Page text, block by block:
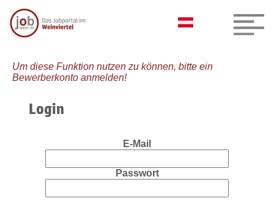
Um diese Funktion nutzen zu können, bitte ein
Bewerberkonto anmelden!
Login
E-Mail
Passwort